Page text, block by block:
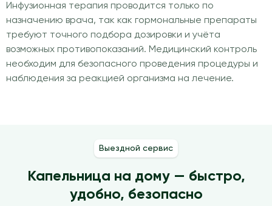
Инфузионная терапия проводится только по
назначению врача, так как гормональные препараты
требуют точного подбора дозировки и учёта
возможных противопоказаний. Медицинский контроль
необходим для безопасного проведения процедуры и
наблюдения за реакцией организма на лечение.
Выездной сервис
Капельница на дому — быстро,
удобно, безопасно